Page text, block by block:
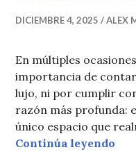
DICIEMBRE 4, 2025 ALEX
En múltiples
importancia de
lujo, ni por cumplir
razón más profunda:
único espacio que
Continúa leyendo